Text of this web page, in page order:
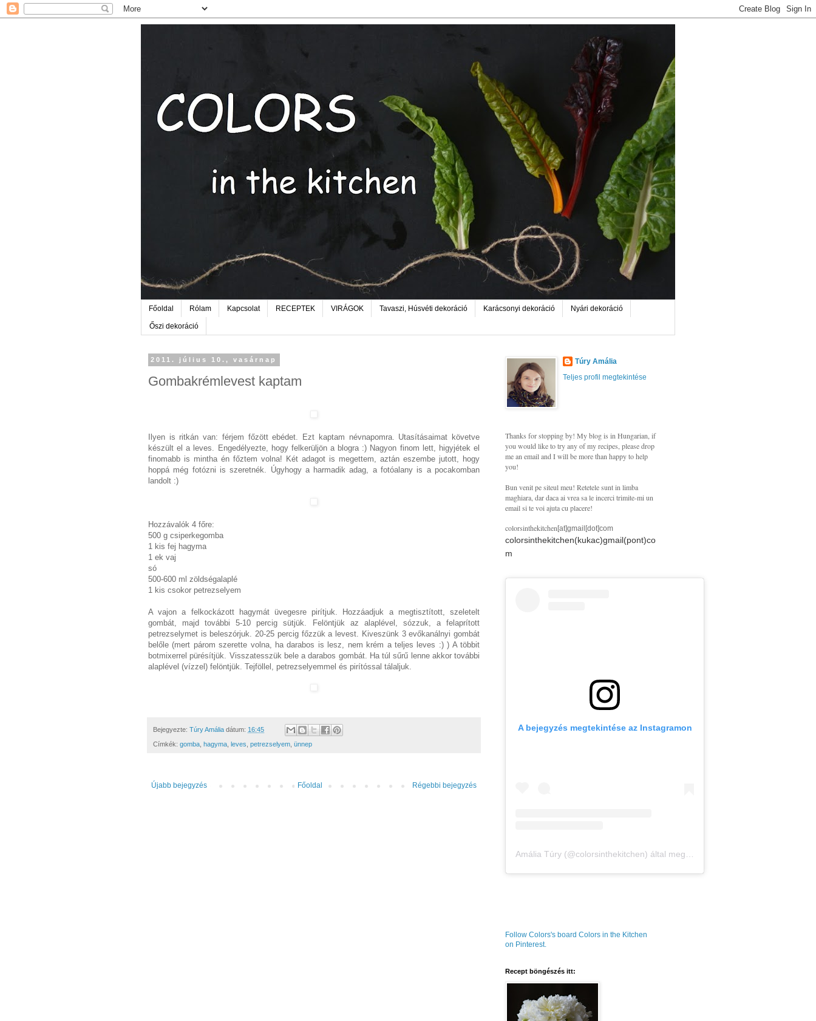
Főoldal Rólam Kapcsolat RECEPTEK VIRÁGOK Tavaszi, Húsvéti dekoráció Karácsonyi dekoráció Nyári dekoráció
Őszi dekoráció
2011. július 10., vasárnap
Gombakrémlevest kaptam
Ilyen is ritkán van: férjem főzött ebédet. Ezt kaptam névnapomra. Utasításaimat követve
készült el a leves. Engedélyezte, hogy felkerüljön a blogra :) Nagyon finom lett, higyjétek el
finomabb is mintha én főztem volna! Két adagot is megettem, aztán eszembe jutott, hogy
hoppá még fotózni is szeretnék. Úgyhogy a harmadik adag, a fotóalany is a pocakomban
landolt :)
Hozzávalók 4 főre:
500 g csiperkegomba
1 kis fej hagyma
1 ek vaj
só
500-600 ml zöldségalaplé
1 kis csokor petrezselyem
A vajon a felkockázott hagymát üvegesre pirítjuk. Hozzáadjuk a megtisztított, szeletelt
gombát, majd további 5-10 percig sütjük. Felöntjük az alaplével, sózzuk, a felaprított
petrezselymet is beleszórjuk. 20-25 percig főzzük a levest. Kiveszünk 3 evőkanálnyi gombát
belőle (mert párom szerette volna, ha darabos is lesz, nem krém a teljes leves :) ) A többit
botmixerrel pürésítjük. Visszatesszük bele a darabos gombát. Ha túl sűrű lenne akkor további
alaplével (vízzel) felöntjük. Tejföllel, petrezselyemmel és pirítóssal tálaljuk.
Bejegyezte: Túry Amália dátum: 16:45
Címkék: gomba hagyma leves petrezselyem ünnep
Újabb bejegyzés Régebbi bejegyzés
Főoldal
Túry Amália
Teljes profil megtekintése
Thanks for stopping by! My blog is in Hungarian, if
you would like to try any of my recipes, please drop
me an email and I will be more than happy to help
you!
Bun venit pe siteul meu! Retetele sunt in limba
maghiara, dar daca ai vrea sa le incerci trimite-mi un
email si te voi ajuta cu placere!
colorsinthekitchen[at]gmail[dot]com
colorsinthekitchen(kukac)gmail(pont)co
m
A bejegyzés megtekintése az Instagramon
Amália Túry (@colorsinthekitchen) által megosztott bejegyzés
Follow Colors's board Colors in the Kitchen
on Pinterest.
Recept böngészés itt: